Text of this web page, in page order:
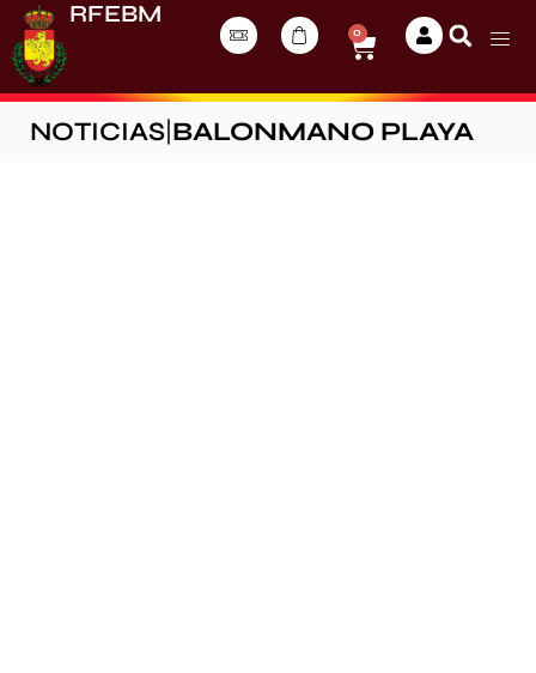
RFEBM
0
NOTICIAS BALONMANO PLAYA